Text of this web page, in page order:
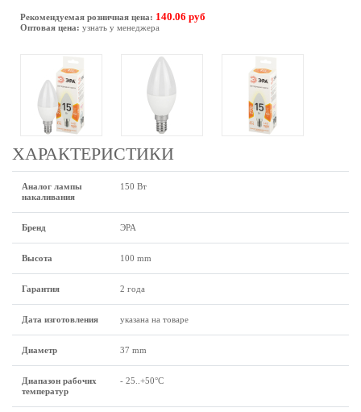
Рекомендуемая розничная цена: 140.06 руб
Оптовая цена: узнать у менеджера
ХАРАКТЕРИСТИКИ
Аналог лампы
накаливания
150 Вт
Бренд ЭРА
Высота 100 mm
Гарантия 2 года
Дата изготовления указана на товаре
Диаметр 37 mm
Диапазон рабочих
температур
- 25..+50°C